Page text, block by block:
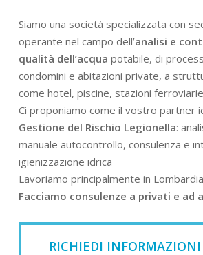
Siamo una società specializzata con
operante nel campo dell’analisi e
qualità dell’acqua potabile, di
condomini e abitazioni private, a
come hotel, piscine, stazioni
Ci proponiamo come il vostro partner
Gestione del Rischio Legionella:
manuale autocontrollo, consulenza e
igienizzazione idrica
Lavoriamo principalmente in
Facciamo consulenze a privati e ad
RICHIEDI INFORMAZIONI